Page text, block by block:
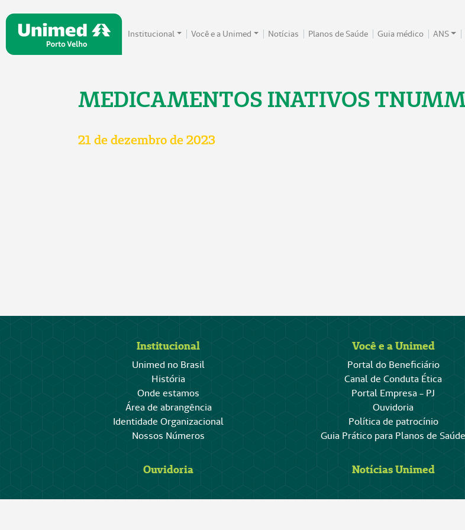
Institucional Você e a Unimed Notícias Planos de Saúde Guia médico ANS
MEDICAMENTOS INATIVOS
21 de dezembro de 2023
Institucional
Unimed no Brasil
História
Onde estamos
Área de abrangência
Identidade Organizacional
Nossos Números
Você e a Unimed
Portal do Beneficiário
Canal de Conduta Ética
Portal Empresa - PJ
Ouvidoria
Política de patrocínio
Guia Prático para Planos de Saúde
Ouvidoria Notícias Unimed